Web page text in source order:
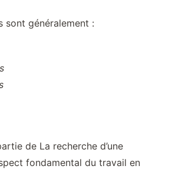
sont généralement :
de La recherche d’une
fondamental du travail en